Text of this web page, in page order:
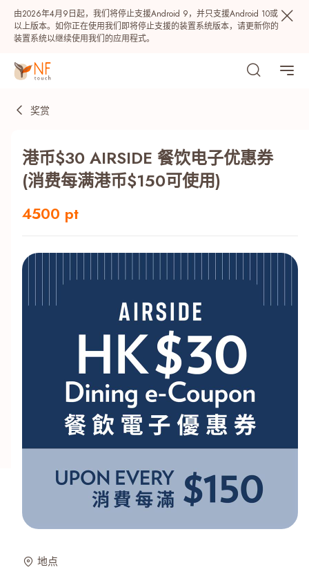
由2026年4月9日起，我们将停止支援Android 9，并只支援Android 10或
以上版本。如你正在使用我们即将停止支援的装置系统版本，请更新你的
装置系统以继续使用我们的应用程式。
热门
奖赏
港币$30 AIRSIDE 餐饮电子优惠券
(消费每满港币$150可使用)
4500 pt
地点